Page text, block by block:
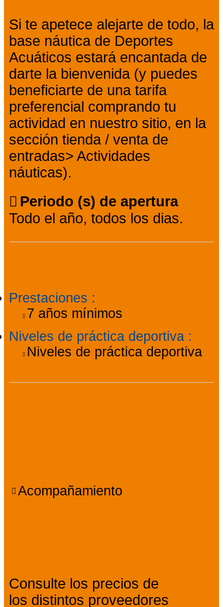
Si te apetece alejarte de todo, la
base náutica de Deportes
Acuáticos estará encantada de
darte la bienvenida (y puedes
beneficiarte de una tarifa
preferencial comprando tu
actividad en nuestro sitio, en la
sección tienda / venta de
entradas> Actividades
náuticas).
Periodo (s) de apertura
Todo el año, todos los dias.
Prestaciones :
7 años mínimos
Niveles de práctica deportiva :
Niveles de práctica deportiva
Acompañamiento
Consulte los precios de
los distintos proveedores